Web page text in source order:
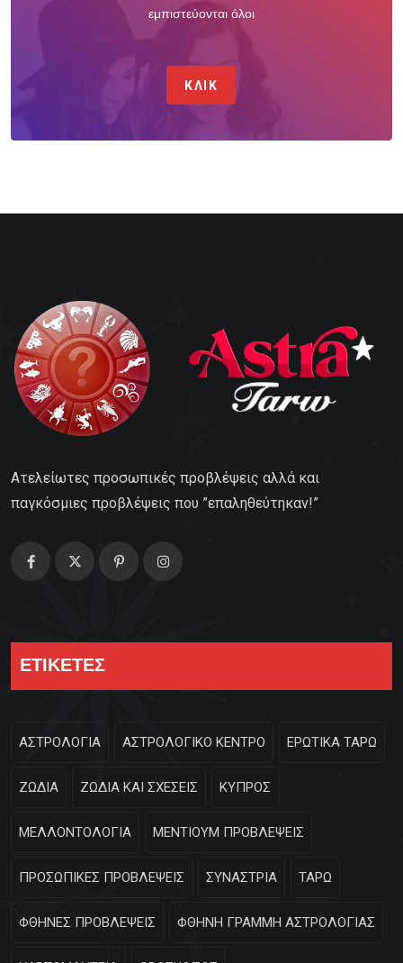
εμπιστεύονται όλοι
ΚΛΙΚ
Ατελείωτες προσωπικές προβλέψεις αλλά και
παγκόσμιες προβλέψεις που ”επαληθεύτηκαν!”
ΕΤΙΚΕΤΕΣ
ΑΣΤΡΟΛΟΓΙΑ ΑΣΤΡΟΛΟΓΙΚΟ ΚΕΝΤΡΟ ΕΡΩΤΙΚΑ ΤΑΡΩ
ΖΩΔΙΑ ΖΩΔΙΑ ΚΑΙ ΣΧΕΣΕΙΣ ΚΥΠΡΟΣ
ΜΕΛΛΟΝΤΟΛΟΓΙΑ ΜΕΝΤΙΟΥΜ ΠΡΟΒΛΕΨΕΙΣ
ΠΡΟΣΩΠΙΚΕΣ ΠΡΟΒΛΕΨΕΙΣ ΣΥΝΑΣΤΡΙΑ ΤΑΡΩ
ΦΘΗΝΕΣ ΠΡΟΒΛΕΨΕΙΣ ΦΘΗΝΗ ΓΡΑΜΜΗ ΑΣΤΡΟΛΟΓΙΑΣ